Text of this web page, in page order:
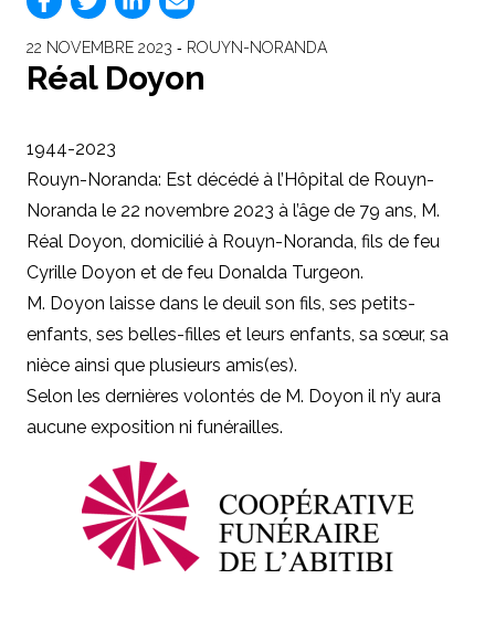
22 NOVEMBRE 2023 ‐ ROUYN-NORANDA
Réal Doyon
1944-2023
Rouyn-Noranda: Est décédé à l’Hôpital de Rouyn-
Noranda le 22 novembre 2023 à l’âge de 79 ans, M.
Réal Doyon, domicilié à Rouyn-Noranda, fils de feu
Cyrille Doyon et de feu Donalda Turgeon.
M. Doyon laisse dans le deuil son fils, ses petits-
enfants, ses belles-filles et leurs enfants, sa sœur, sa
nièce ainsi que plusieurs amis(es).
Selon les dernières volontés de M. Doyon il n’y aura
aucune exposition ni funérailles.